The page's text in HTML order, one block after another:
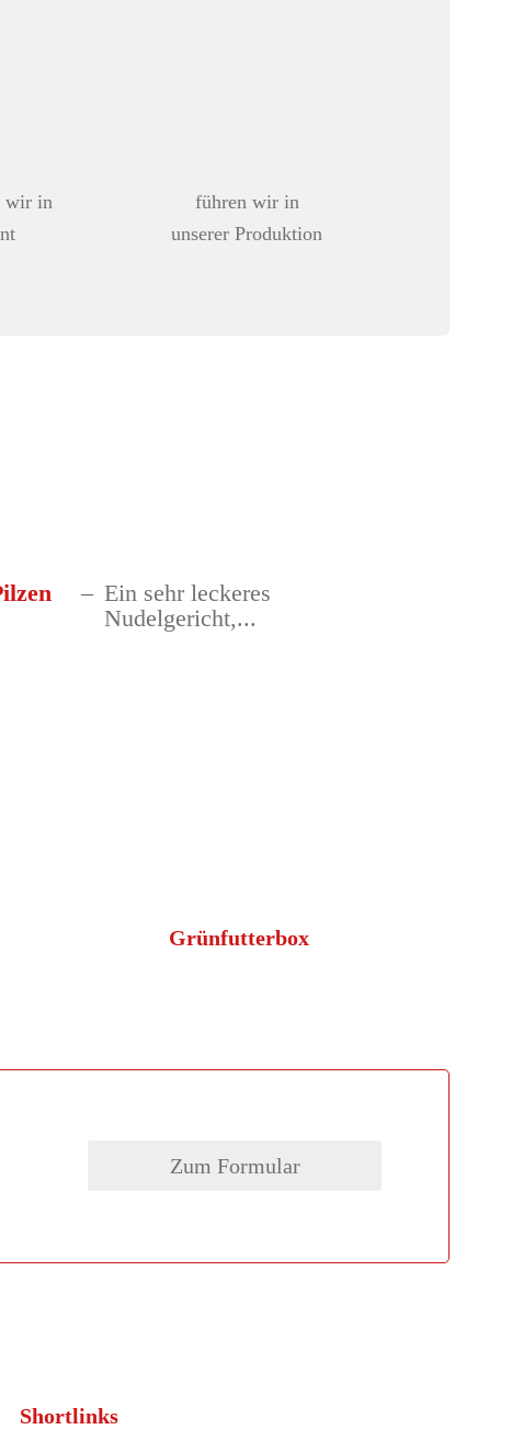
wir in
führen wir in
unserer Produktion
Ein sehr leckeres
Nudelgericht,...
Grünfutterbox
Zum Formular
Shortlinks